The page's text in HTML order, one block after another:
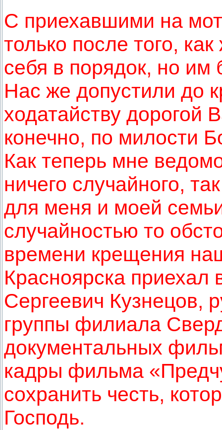
С приехавшими на
только после того,
себя в порядок, но им
Нас же допустили до
ходатайству дорогой
конечно, по милости
Как теперь мне
ничего случайного,
для меня и моей
случайностью то
времени крещения
Красноярска приехал
Сергеевич Кузнецов,
группы филиала
документальных
кадры фильма
сохранить честь,
Господь.